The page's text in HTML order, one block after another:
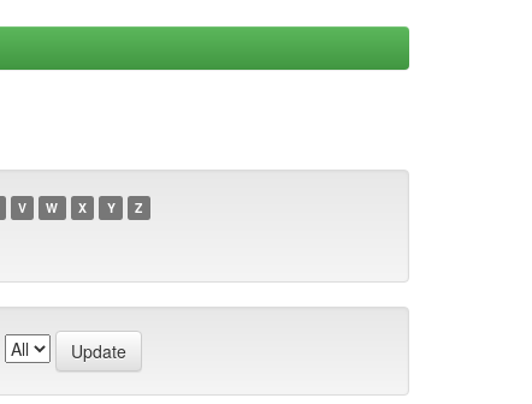
V W X Y Z